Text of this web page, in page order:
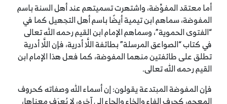
أما معتقد المفوِّضة، واشتهرت تسميتهم عند أهل السنة باسم
المفوضة، سماهم ابن تيمية أيضًا باسم أهل التجهيل كما في
“الفتوى الحموية”، وسماهم الإمام ابن القيم رحمه الله تعالى
في كتاب “الصواعق المرسلة” بطائفة اللَّا أدرية، فإن اللَّا أدرية
تطلق على طائفتين منهما المفوضة، كما فعل هذا الإمام ابن
القيم رحمه الله تعالى.
فإن المفوضة المبتدعة يقولون: إن أسماء الله وصفاته كحروف
المعجم، كحرف الفاء والخاء والحاء إلى آخره، لا يُعرَف معناها،